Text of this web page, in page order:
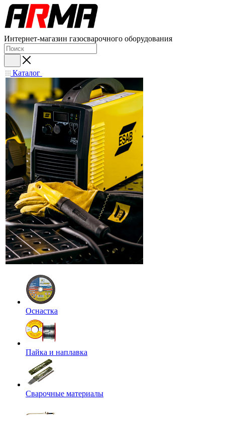
Интернет-магазин газосварочного оборудования
Каталог
Оснастка
Пайка и наплавка
Сварочные материалы